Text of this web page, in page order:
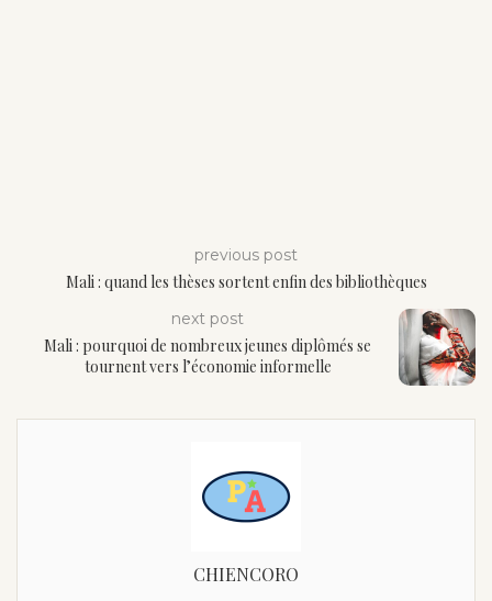
previous post
Mali : quand les thèses sortent enfin des bibliothèques
next post
Mali : pourquoi de nombreux jeunes diplômés se
tournent vers l’économie informelle
CHIENCORO